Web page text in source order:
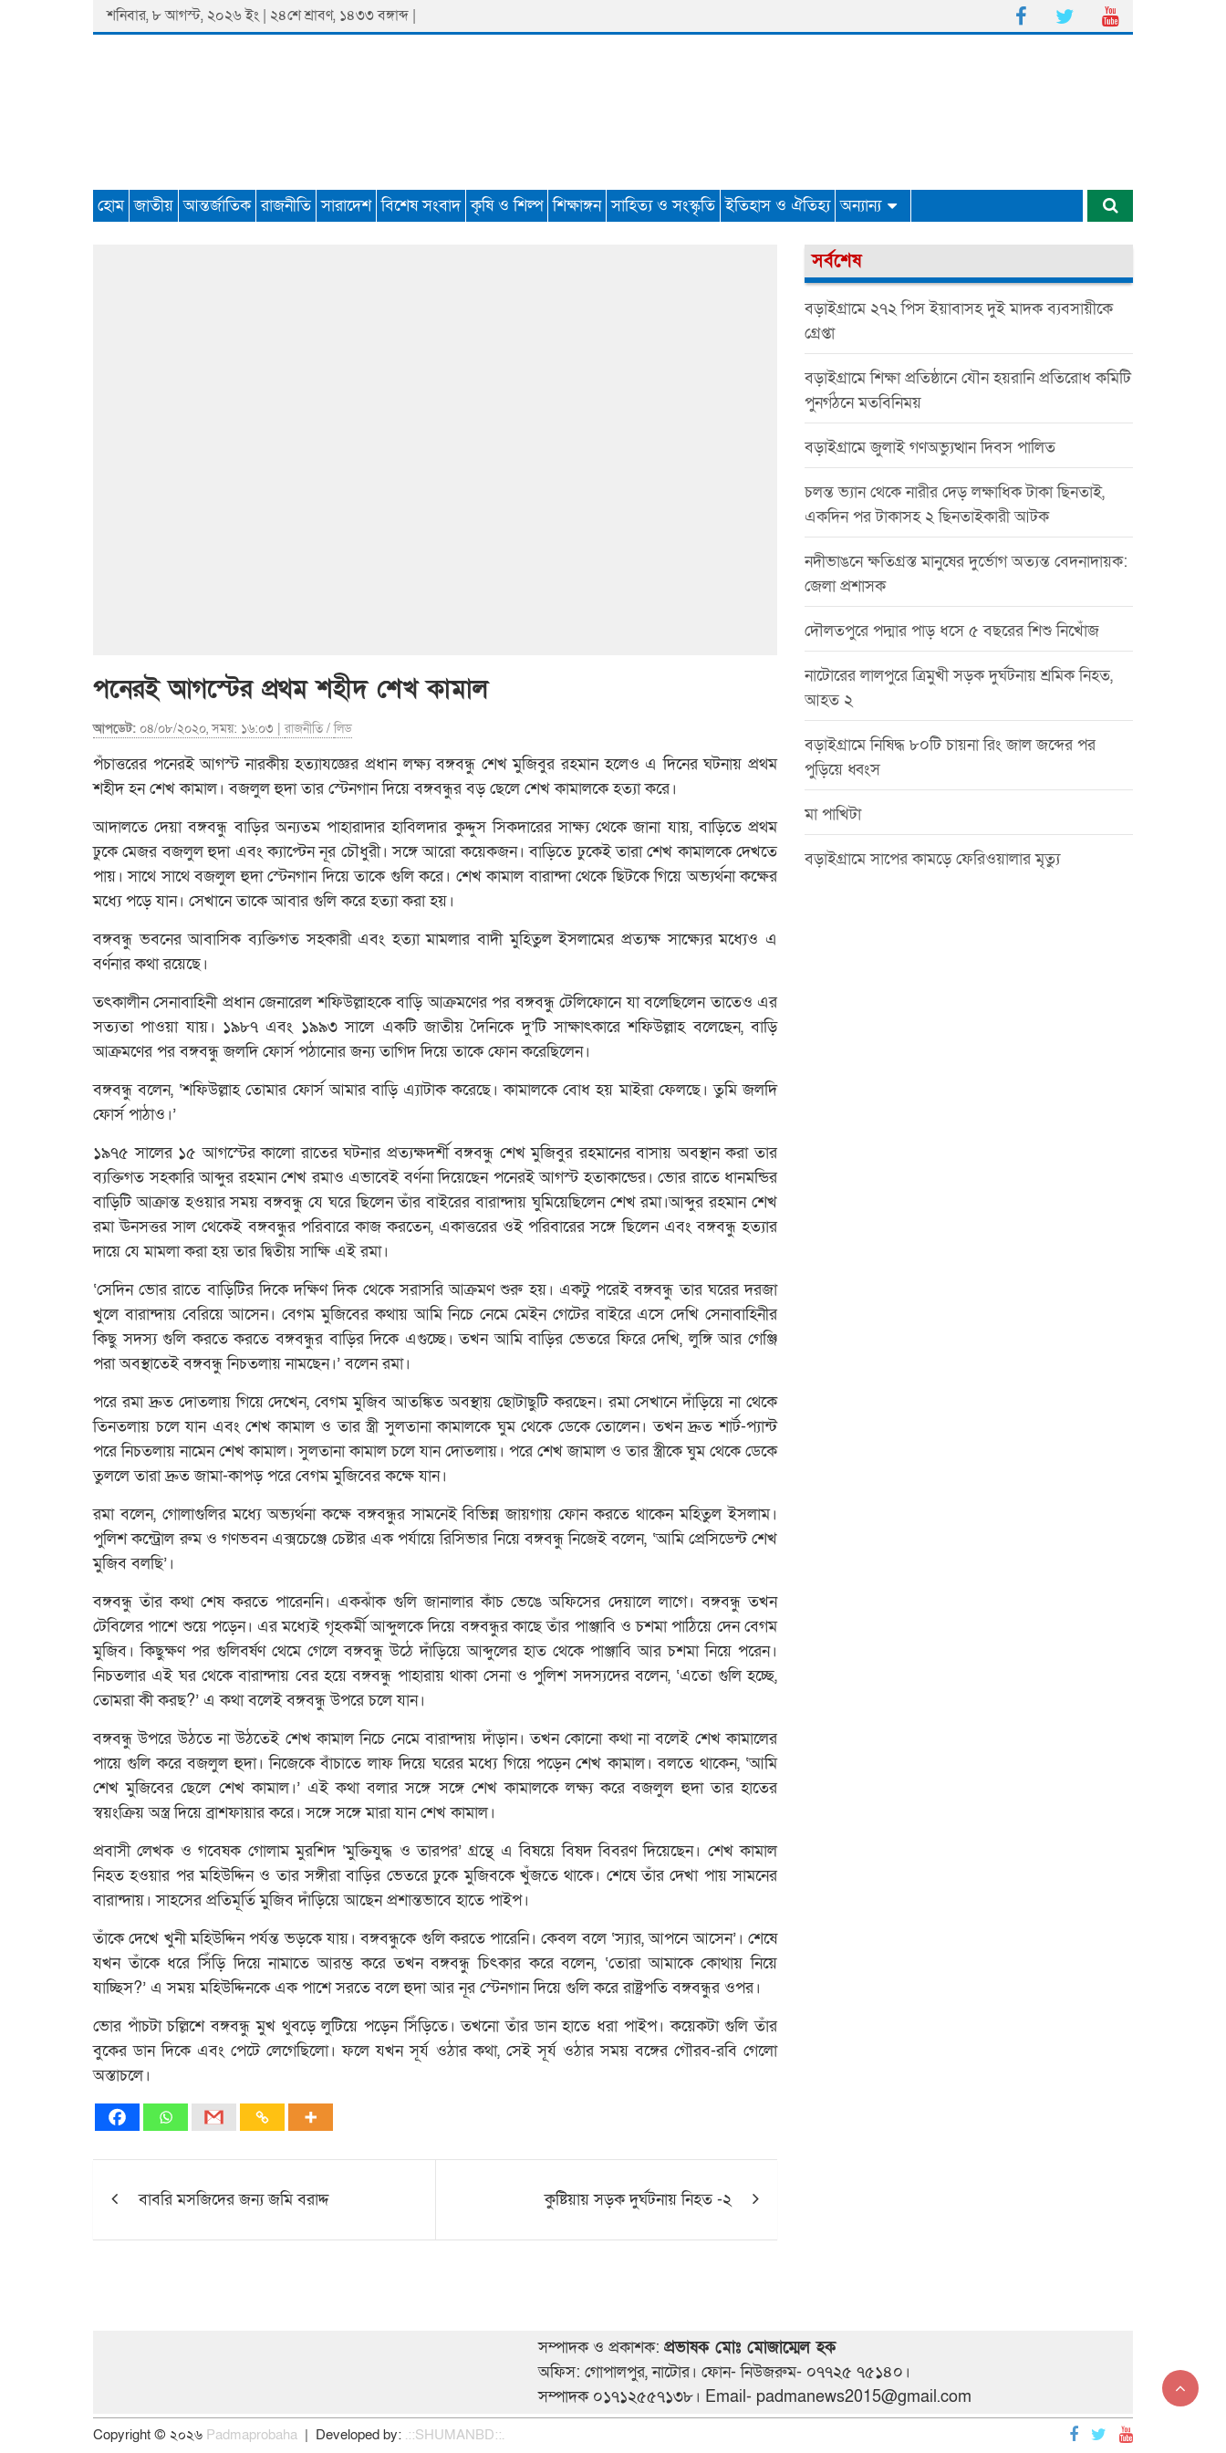
শনিবার, ৮ আগস্ট, ২০২৬ ইং | ২৪শে শ্রাবণ, ১৪৩৩ বঙ্গাব্দ |
Padmaprobaha
হোম জাতীয় আন্তর্জাতিক রাজনীতি সারাদেশ বিশেষ সংবাদ কৃষি ও শিল্প শিক্ষাঙ্গন সাহিত্য ও সংস্কৃতি ইতিহাস ও ঐতিহ্য অন্যান্য
পনেরই আগস্টের প্রথম শহীদ শেখ কামাল
আপডেট: ০৪/০৮/২০২০, সময়: ১৬:০৩ |রাজনীতি/লিড
পঁচাত্তরের পনেরই আগস্ট নারকীয় হত্যাযজ্ঞের প্রধান লক্ষ্য বঙ্গবন্ধু শেখ মুজিবুর রহমান হলেও এ দিনের ঘটনায় প্রথম
শহীদ হন শেখ কামাল। বজলুল হুদা তার স্টেনগান দিয়ে বঙ্গবন্ধুর বড় ছেলে শেখ কামালকে হত্যা করে।
আদালতে দেয়া বঙ্গবন্ধু বাড়ির অন্যতম পাহারাদার হাবিলদার কুদ্দুস সিকদারের সাক্ষ্য থেকে জানা যায়, বাড়িতে প্রথম
ঢুকে মেজর বজলুল হুদা এবং ক্যাপ্টেন নূর চৌধুরী। সঙ্গে আরো কয়েকজন। বাড়িতে ঢুকেই তারা শেখ কামালকে দেখতে
পায়। সাথে সাথে বজলুল হুদা স্টেনগান দিয়ে তাকে গুলি করে। শেখ কামাল বারান্দা থেকে ছিটকে গিয়ে অভ্যর্থনা কক্ষের
মধ্যে পড়ে যান। সেখানে তাকে আবার গুলি করে হত্যা করা হয়।
বঙ্গবন্ধু ভবনের আবাসিক ব্যক্তিগত সহকারী এবং হত্যা মামলার বাদী মুহিতুল ইসলামের প্রত্যক্ষ সাক্ষ্যের মধ্যেও এ
বর্ণনার কথা রয়েছে।
তৎকালীন সেনাবাহিনী প্রধান জেনারেল শফিউল্লাহকে বাড়ি আক্রমণের পর বঙ্গবন্ধু টেলিফোনে যা বলেছিলেন তাতেও এর
সত্যতা পাওয়া যায়। ১৯৮৭ এবং ১৯৯৩ সালে একটি জাতীয় দৈনিকে দু’টি সাক্ষাৎকারে শফিউল্লাহ বলেছেন, বাড়ি
আক্রমণের পর বঙ্গবন্ধু জলদি ফোর্স পঠানোর জন্য তাগিদ দিয়ে তাকে ফোন করেছিলেন।
বঙ্গবন্ধু বলেন, ‘শফিউল্লাহ তোমার ফোর্স আমার বাড়ি এ্যাটাক করেছে। কামালকে বোধ হয় মাইরা ফেলছে। তুমি জলদি
ফোর্স পাঠাও।’
১৯৭৫ সালের ১৫ আগস্টের কালো রাতের ঘটনার প্রত্যক্ষদর্শী বঙ্গবন্ধু শেখ মুজিবুর রহমানের বাসায় অবস্থান করা তার
ব্যক্তিগত সহকারি আব্দুর রহমান শেখ রমাও এভাবেই বর্ণনা দিয়েছেন পনেরই আগস্ট হতাকান্ডের। ভোর রাতে ধানমন্ডির
বাড়িটি আক্রান্ত হওয়ার সময় বঙ্গবন্ধু যে ঘরে ছিলেন তাঁর বাইরের বারান্দায় ঘুমিয়েছিলেন শেখ রমা।আব্দুর রহমান শেখ
রমা ঊনসত্তর সাল থেকেই বঙ্গবন্ধুর পরিবারে কাজ করতেন, একাত্তরের ওই পরিবারের সঙ্গে ছিলেন এবং বঙ্গবন্ধু হত্যার
দায়ে যে মামলা করা হয় তার দ্বিতীয় সাক্ষি এই রমা।
‘সেদিন ভোর রাতে বাড়িটির দিকে দক্ষিণ দিক থেকে সরাসরি আক্রমণ শুরু হয়। একটু পরেই বঙ্গবন্ধু তার ঘরের দরজা
খুলে বারান্দায় বেরিয়ে আসেন। বেগম মুজিবের কথায় আমি নিচে নেমে মেইন গেটের বাইরে এসে দেখি সেনাবাহিনীর
কিছু সদস্য গুলি করতে করতে বঙ্গবন্ধুর বাড়ির দিকে এগুচ্ছে। তখন আমি বাড়ির ভেতরে ফিরে দেখি, লুঙ্গি আর গেঞ্জি
পরা অবস্থাতেই বঙ্গবন্ধু নিচতলায় নামছেন।’ বলেন রমা।
পরে রমা দ্রুত দোতলায় গিয়ে দেখেন, বেগম মুজিব আতঙ্কিত অবস্থায় ছোটাছুটি করছেন। রমা সেখানে দাঁড়িয়ে না থেকে
তিনতলায় চলে যান এবং শেখ কামাল ও তার স্ত্রী সুলতানা কামালকে ঘুম থেকে ডেকে তোলেন। তখন দ্রুত শার্ট-প্যান্ট
পরে নিচতলায় নামেন শেখ কামাল। সুলতানা কামাল চলে যান দোতলায়। পরে শেখ জামাল ও তার স্ত্রীকে ঘুম থেকে ডেকে
তুললে তারা দ্রুত জামা-কাপড় পরে বেগম মুজিবের কক্ষে যান।
রমা বলেন, গোলাগুলির মধ্যে অভ্যর্থনা কক্ষে বঙ্গবন্ধুর সামনেই বিভিন্ন জায়গায় ফোন করতে থাকেন মহিতুল ইসলাম।
পুলিশ কন্ট্রোল রুম ও গণভবন এক্সচেঞ্জে চেষ্টার এক পর্যায়ে রিসিভার নিয়ে বঙ্গবন্ধু নিজেই বলেন, ‘আমি প্রেসিডেন্ট শেখ
মুজিব বলছি’।
বঙ্গবন্ধু তাঁর কথা শেষ করতে পারেননি। একঝাঁক গুলি জানালার কাঁচ ভেঙে অফিসের দেয়ালে লাগে। বঙ্গবন্ধু তখন
টেবিলের পাশে শুয়ে পড়েন। এর মধ্যেই গৃহকর্মী আব্দুলকে দিয়ে বঙ্গবন্ধুর কাছে তাঁর পাঞ্জাবি ও চশমা পাঠিয়ে দেন বেগম
মুজিব। কিছুক্ষণ পর গুলিবর্ষণ থেমে গেলে বঙ্গবন্ধু উঠে দাঁড়িয়ে আব্দুলের হাত থেকে পাঞ্জাবি আর চশমা নিয়ে পরেন।
নিচতলার এই ঘর থেকে বারান্দায় বের হয়ে বঙ্গবন্ধু পাহারায় থাকা সেনা ও পুলিশ সদস্যদের বলেন, ‘এতো গুলি হচ্ছে,
তোমরা কী করছ?’ এ কথা বলেই বঙ্গবন্ধু উপরে চলে যান।
বঙ্গবন্ধু উপরে উঠতে না উঠতেই শেখ কামাল নিচে নেমে বারান্দায় দাঁড়ান। তখন কোনো কথা না বলেই শেখ কামালের
পায়ে গুলি করে বজলুল হুদা। নিজেকে বাঁচাতে লাফ দিয়ে ঘরের মধ্যে গিয়ে পড়েন শেখ কামাল। বলতে থাকেন, ‘আমি
শেখ মুজিবের ছেলে শেখ কামাল।’ এই কথা বলার সঙ্গে সঙ্গে শেখ কামালকে লক্ষ্য করে বজলুল হুদা তার হাতের
স্বয়ংক্রিয় অস্ত্র দিয়ে ব্রাশফায়ার করে। সঙ্গে সঙ্গে মারা যান শেখ কামাল।
প্রবাসী লেখক ও গবেষক গোলাম মুরশিদ ‘মুক্তিযুদ্ধ ও তারপর’ গ্রন্থে এ বিষয়ে বিষদ বিবরণ দিয়েছেন। শেখ কামাল
নিহত হওয়ার পর মহিউদ্দিন ও তার সঙ্গীরা বাড়ির ভেতরে ঢুকে মুজিবকে খুঁজতে থাকে। শেষে তাঁর দেখা পায় সামনের
বারান্দায়। সাহসের প্রতিমূর্তি মুজিব দাঁড়িয়ে আছেন প্রশান্তভাবে হাতে পাইপ।
তাঁকে দেখে খুনী মহিউদ্দিন পর্যন্ত ভড়কে যায়। বঙ্গবন্ধুকে গুলি করতে পারেনি। কেবল বলে ‘স্যার, আপনে আসেন’। শেষে
যখন তাঁকে ধরে সিঁড়ি দিয়ে নামাতে আরম্ভ করে তখন বঙ্গবন্ধু চিৎকার করে বলেন, ‘তোরা আমাকে কোথায় নিয়ে
যাচ্ছিস?’ এ সময় মহিউদ্দিনকে এক পাশে সরতে বলে হুদা আর নূর স্টেনগান দিয়ে গুলি করে রাষ্ট্রপতি বঙ্গবন্ধুর ওপর।
ভোর পাঁচটা চল্লিশে বঙ্গবন্ধু মুখ থুবড়ে লুটিয়ে পড়েন সিঁড়িতে। তখনো তাঁর ডান হাতে ধরা পাইপ। কয়েকটা গুলি তাঁর
বুকের ডান দিকে এবং পেটে লেগেছিলো। ফলে যখন সূর্য ওঠার কথা, সেই সূর্য ওঠার সময় বঙ্গের গৌরব-রবি গেলো
অস্তাচলে।
navigation
বাবরি মসজিদের জন্য জমি বরাদ্দ কুষ্টিয়ায় সড়ক দুর্ঘটনায় নিহত -২
সর্বশেষ
বড়াইগ্রামে ২৭২ পিস ইয়াবাসহ দুই মাদক ব্যবসায়ীকে
গ্রেপ্তা
বড়াইগ্রামে শিক্ষা প্রতিষ্ঠানে যৌন হয়রানি প্রতিরোধ কমিটি
পুনর্গঠনে মতবিনিময়
বড়াইগ্রামে জুলাই গণঅভ্যুত্থান দিবস পালিত
চলন্ত ভ্যান থেকে নারীর দেড় লক্ষাধিক টাকা ছিনতাই,
একদিন পর টাকাসহ ২ ছিনতাইকারী আটক
নদীভাঙনে ক্ষতিগ্রস্ত মানুষের দুর্ভোগ অত্যন্ত বেদনাদায়ক:
জেলা প্রশাসক
দৌলতপুরে পদ্মার পাড় ধসে ৫ বছরের শিশু নিখোঁজ
নাটোরের লালপুরে ত্রিমুখী সড়ক দুর্ঘটনায় শ্রমিক নিহত,
আহত ২
বড়াইগ্রামে নিষিদ্ধ ৮০টি চায়না রিং জাল জব্দের পর
পুড়িয়ে ধ্বংস
মা পাখিটা
বড়াইগ্রামে সাপের কামড়ে ফেরিওয়ালার মৃত্যু
সম্পাদক ও প্রকাশক:প্রভাষক মোঃ মোজাম্মেল হক
অফিস: গোপালপুর, নাটোর। ফোন- নিউজরুম- ০৭৭২৫ ৭৫১৪০।
সম্পাদক ০১৭১২৫৫৭১৩৮। Email- padmanews2015@gmail.com
Copyright © ২০২৬ Padmaprobaha Developed by: .::SHUMANBD::.